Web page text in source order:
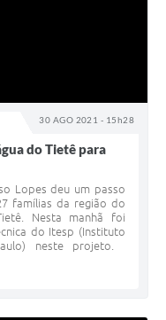
30 AGO 2021 - 15h28
do Tietê para
Lopes deu um passo
famílias da região do
Nesta manhã foi
do Itesp (Instituto
neste projeto.